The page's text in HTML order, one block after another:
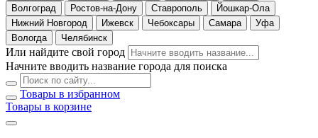
Волгоград
Ростов-на-Дону Ставрополь
Йошкар-Ола
Нижний Новгород
Ижевск Чебоксары Самара
Уфа
Вологда
Челябинск
Или найдите свой город
Начните вводить название города для поиска
Товары в избранном
Товары в корзине